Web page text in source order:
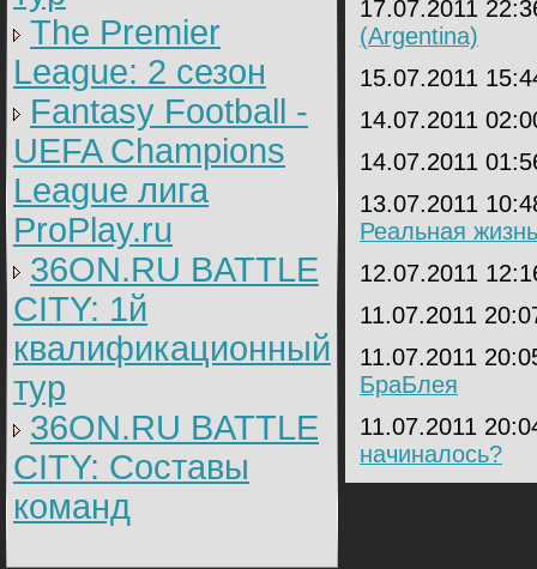
The Premier
League: 2 cезон
Fantasy Football -
UEFA Champions
League лига
ProPlay.ru
36ON.RU BATTLE
CITY: 1й
квалификационный
тур
36ON.RU BATTLE
CITY: Составы
команд
17.07.2011
(Argentina)
15.07.2011
14.07.2011
14.07.2011
13.07.2011
Реальная
12.07.2011
11.07.2011
11.07.2011
БраБлея
11.07.2011
начиналось?